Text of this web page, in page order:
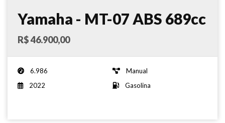
Yamaha - MT-07 ABS 689cc
- 2022
R$ 46.900,00
6.986
Manual
2022
Gasolina